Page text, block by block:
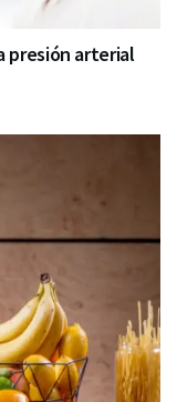
presión arterial